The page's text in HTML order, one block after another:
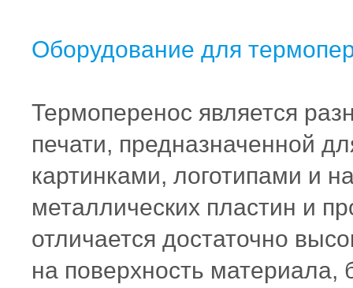
Оборудование для
Термоперенос является
печати, предназначенной
картинками, логотипами и
металлических пластин и
отличается достаточно
на поверхность материала,